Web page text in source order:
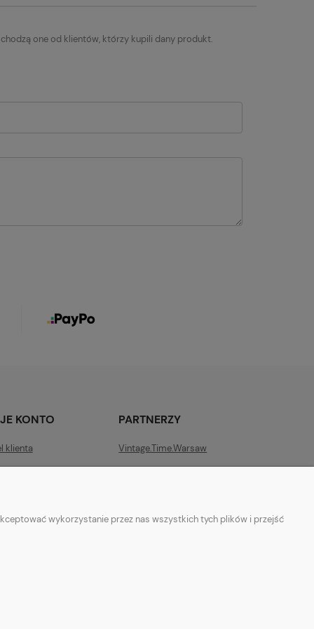
one od klientów, którzy kupili dany produkt.
KONTO
klienta
PARTNERZY
Vintage.Time.Warsaw
wykorzystanie przez nas wszystkich tych plików i przejść